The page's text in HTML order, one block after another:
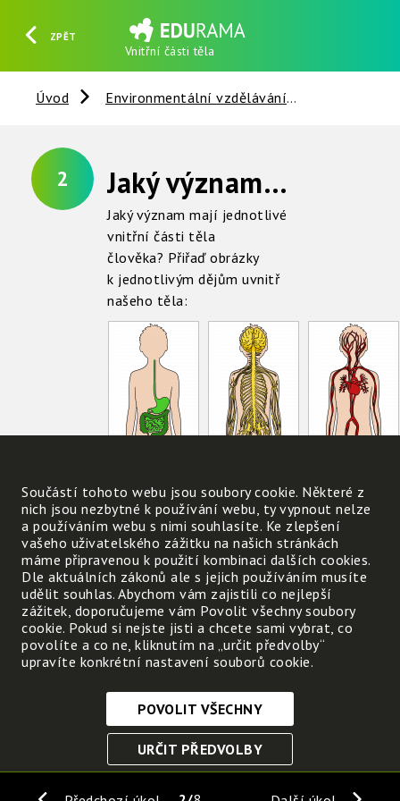
ZPĚT
Vnitřní části těla
HLEDAT REGISTROVAT PŘIHLÁSIT SE
Úvod Environmentální vzdělávání
2 Jaký význam mají vnitřní části těla ?
Jaký význam mají jednotlivé
vnitřní části těla
člověka? Přiřaď obrázky
k jednotlivým dějům uvnitř
našeho těla:
trávení mozek srdce
příjem, zpracování
a využití potravy,
odstranění zbytků
dýchání – příjem
kyslíku a výdej
oxidu uhličitého
Součástí tohoto webu jsou soubory cookie. Některé z
nich jsou nezbytné k používání webu, ty vypnout nelze
a používáním webu s nimi souhlasíte. Ke zlepšení
vašeho uživatelského zážitku na našich stránkách
máme připravenou k použití kombinaci dalších cookies.
Dle aktuálních zákonů ale s jejich používáním musíte
udělit souhlas. Abychom vám zajistili co nejlepší
zážitek, doporučujeme vám Povolit všechny soubory
cookie. Pokud si nejste jisti a chcete sami vybrat, co
povolíte a co ne, kliknutím na „určit předvolby“
upravíte konkrétní nastavení souborů cookie.
Nezbytně nutné cookies
Tyto soubory cookie jsou nezbytné, abyste se mohli
funkce. Bez těchto cookies by webové stránky
POVOLIT VŠECHNY
URČIT PŘEDVOLBY